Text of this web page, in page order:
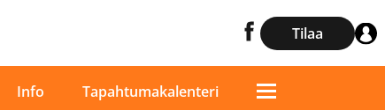
Tilaa
Info Tapahtumakalenteri